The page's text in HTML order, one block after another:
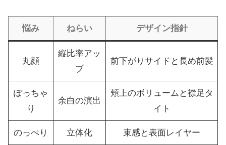
悩み ねらい デザイン指針
丸顔
縦比率アッ
プ
前下がりサイドと長め前髪
ぽっちゃ
り
余白の演出
頬上のボリュームと襟足タ
イト
のっぺり 立体化 束感と表面レイヤー